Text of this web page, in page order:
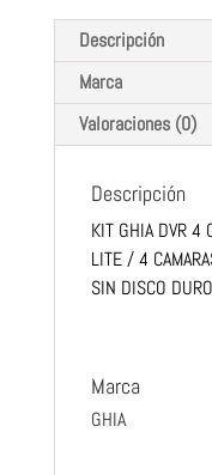
Descripción
Marca
Valoraciones (0)
Descripción
KIT GHIA DVR 4
LITE / 4
SIN DISCO
Marca
GHIA